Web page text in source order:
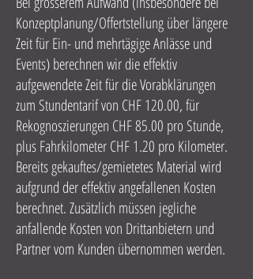
Konzeptplanung/Offertstellung über längere
Zeit für Ein- und mehrtägige Anlässe und
Events) berechnen wir die effektiv
aufgewendete Zeit für die Vorabklärungen
zum Stundentarif von CHF 120.00, für
Rekognoszierungen CHF 85.00 pro Stunde,
plus Fahrkilometer CHF 1.20 pro Kilometer.
Bereits gekauftes/gemietetes Material wird
aufgrund der effektiv angefallenen Kosten
berechnet. Zusätzlich müssen jegliche
anfallende Kosten von Drittanbietern und
Partner vom Kunden übernommen werden.